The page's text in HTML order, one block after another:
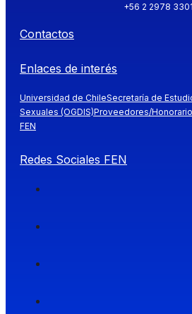
+56 2 2978 3301
Contactos
Enlaces de interés
Universidad de ChileSecretaría de
Sexuales (OGDIS)Proveedores/
FEN
Redes Sociales FEN